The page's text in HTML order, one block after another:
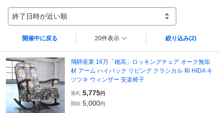
終了日時が近い順
開催中に戻る 20件表示 絞り込み(2)
飛騨産業 16万「穂高」ロッキングチェア オーク無垢
材 アーム ハイバック リビング クラシカル 和 HIDA キ
ツツキ ウィンザー 安楽椅子
落札 5,775円
開始 5,000円